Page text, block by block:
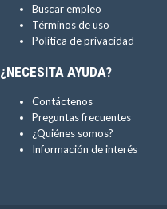
Buscar empleo
Términos de uso
Política de privacidad
¿NECESITA AYUDA?
Contáctenos
Preguntas frecuentes
¿Quiénes somos?
Información de interés